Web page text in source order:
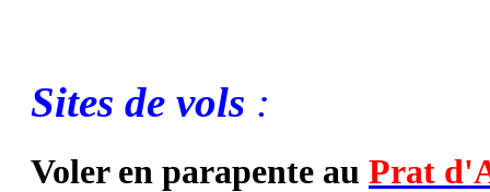
Sites de vols :
Voler en parapente au Prat